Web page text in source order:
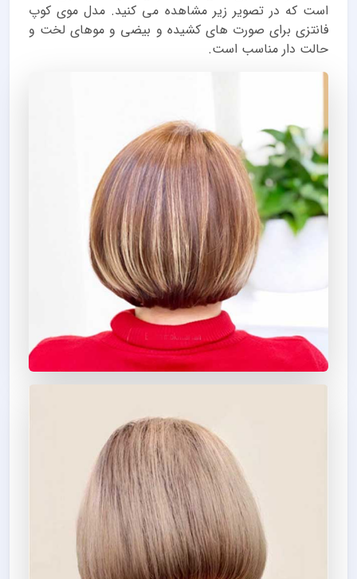
است که در تصویر زیر مشاهده می کنید. مدل موی کوپ
فانتزی برای صورت های کشیده و بیضی و موهای لخت و
حالت دار مناسب است.